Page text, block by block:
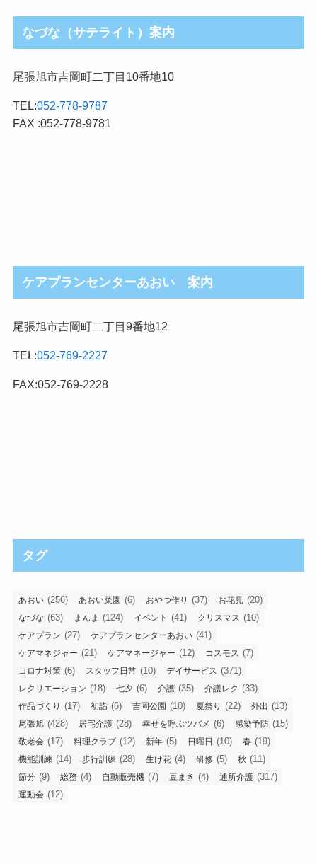
なづな（サテライト）案内
尾張旭市吉岡町二丁目10番地10
TEL:052-778-9787
FAX :052-778-9781
ケアプランセンターあおい 案内
尾張旭市吉岡町二丁目9番地12
TEL:052-769-2227
FAX:052-769-2228
タグ
あおい (256) あおい菜園 (6) おやつ作り (37) お花見 (20)
なづな (63) まんま (124) イベント (41) クリスマス (10)
ケアプラン (27) ケアプランセンターあおい (41)
ケアマネジャー (21) ケアマネージャー (12) コスモス (7)
コロナ対策 (6) スタッフ日常 (10) デイサービス (371)
レクリエーション (18) 七夕 (6) 介護 (35) 介護レク (33)
作品づくり (17) 初詣 (6) 吉岡公園 (10) 夏祭り (22) 外出 (13)
尾張旭 (428) 居宅介護 (28) 幸せを呼ぶツバメ (6) 感染予防 (15)
敬老会 (17) 料理クラブ (12) 新年 (5) 日曜日 (10) 春 (19)
機能訓練 (14) 歩行訓練 (28) 生け花 (4) 研修 (5) 秋 (11)
節分 (9) 総務 (4) 自動販売機 (7) 豆まき (4) 通所介護 (317)
運動会 (12)